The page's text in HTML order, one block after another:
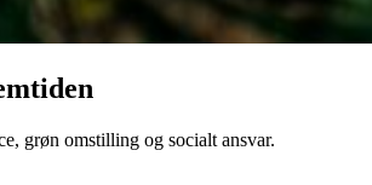
grøn omstilling og socialt ansvar.